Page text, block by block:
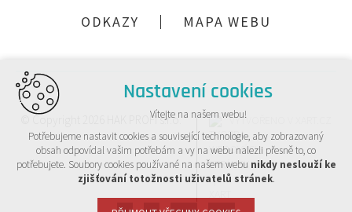
ODKAZY
MAPA WEBU
© Copyright 2026 HAK PROFI s.r.o. VYTVOŘENO V XART.CZ
Nastavení cookies
Vítejte na našem webu!
Potřebujeme nastavit cookies a související technologie, aby zobrazovaný
obsah odpovídal vašim potřebám a vy na webu nalezli přesně to, co
potřebujete. Soubory cookies používané na našem webu nikdy neslouží ke
zjišťování totožnosti uživatelů stránek.